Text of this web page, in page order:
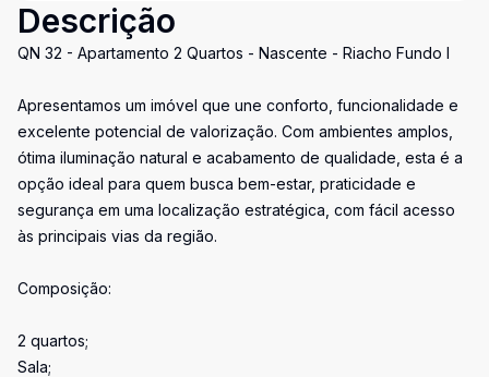
Descrição
QN 32 - Apartamento 2 Quartos - Nascente - Riacho Fundo I
Apresentamos um imóvel que une conforto, funcionalidade e
excelente potencial de valorização. Com ambientes amplos,
ótima iluminação natural e acabamento de qualidade, esta é a
opção ideal para quem busca bem-estar, praticidade e
segurança em uma localização estratégica, com fácil acesso
às principais vias da região.
Composição:
2 quartos;
Sala;